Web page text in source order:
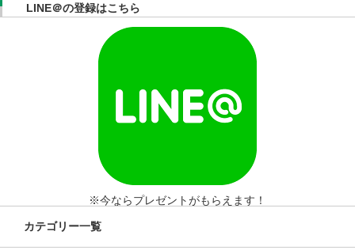
LINE＠の登録はこちら
※今ならプレゼントがもらえます！
カテゴリー一覧